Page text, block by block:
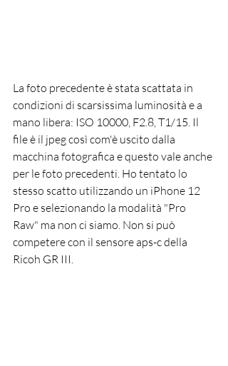
La foto precedente è stata scattata in
condizioni di scarsissima luminosità e a
mano libera: ISO 10000, F2.8, T1/15. Il
file è il jpeg così com'è uscito dalla
macchina fotografica e questo vale anche
per le foto precedenti. Ho tentato lo
stesso scatto utilizzando un iPhone 12
Pro e selezionando la modalità "Pro
Raw" ma non ci siamo. Non si può
competere con il sensore aps-c della
Ricoh GR III.